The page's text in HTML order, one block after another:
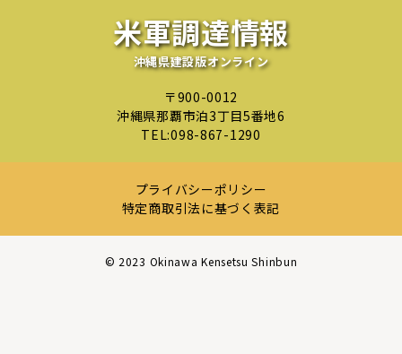
米軍調達情報
沖縄県建設版オンライン
〒900-0012
沖縄県那覇市泊3丁目5番地6
TEL:098-867-1290
プライバシーポリシー
特定商取引法に基づく表記
©︎ 2023 Okinawa Kensetsu Shinbun